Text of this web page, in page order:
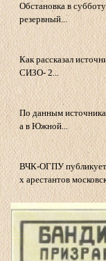
Обстановка в
резервный...
Как рассказал
СИЗО- 2...
По данным
а в Южной...
ВЧК-ОГПУ публикует
х арестантов